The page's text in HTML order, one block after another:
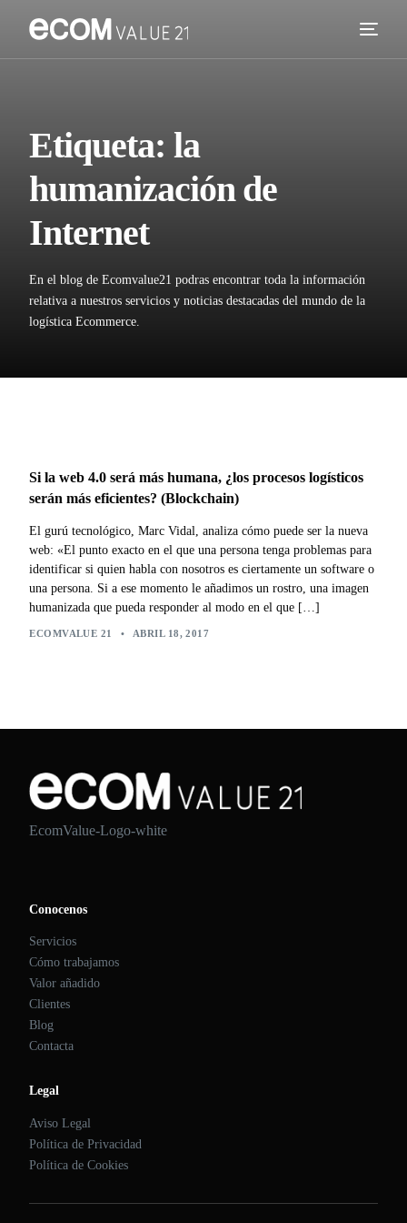
Etiqueta: la
humanización de
Internet
En el blog de Ecomvalue21 podras encontrar toda la información
relativa a nuestros servicios y noticias destacadas del mundo de la
logística Ecommerce.
Si la web 4.0 será más humana, ¿los procesos logísticos
serán más eficientes? (Blockchain)
El gurú tecnológico, Marc Vidal, analiza cómo puede ser la nueva
web: «El punto exacto en el que una persona tenga problemas para
identificar si quien habla con nosotros es ciertamente un software o
una persona. Si a ese momento le añadimos un rostro, una imagen
humanizada que pueda responder al modo en el que […]
ECOMVALUE 21 • ABRIL 18, 2017
EcomValue-Logo-white
Conocenos
Servicios
Cómo trabajamos
Valor añadido
Clientes
Blog
Contacta
Legal
Aviso Legal
Política de Privacidad
Política de Cookies
Valor añadido
Contacta